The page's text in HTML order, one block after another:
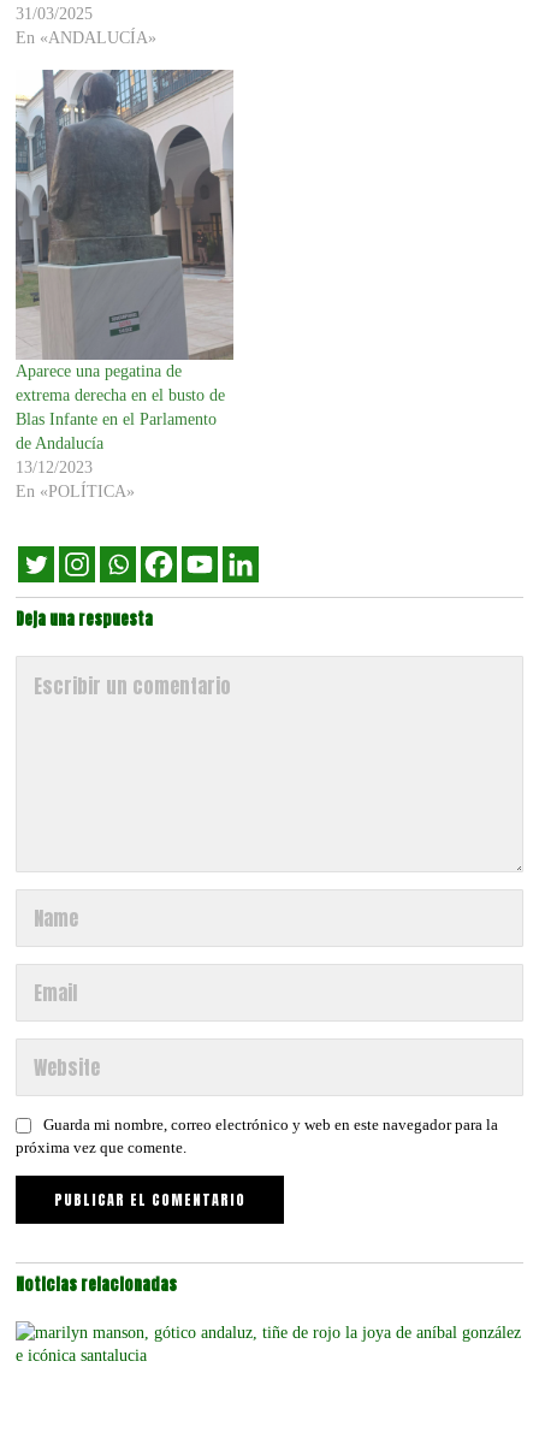
31/03/2025
En «ANDALUCÍA»
Aparece una pegatina de
extrema derecha en el busto de
Blas Infante en el Parlamento
de Andalucía
13/12/2023
En «POLÍTICA»
Deja una respuesta
Guarda mi nombre, correo electrónico y web en este navegador para la
próxima vez que comente.
Noticias relacionadas